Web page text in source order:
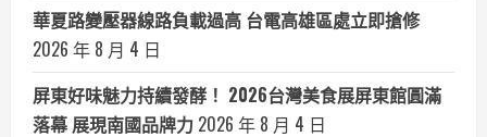
華夏路變壓器線路負載過高 台電高雄區處立即搶修
2026 年 8 月 4 日
屏東好味魅力持續發酵！ 2026台灣美食展屏東館圓滿
落幕 展現南國品牌力 2026 年 8 月 4 日